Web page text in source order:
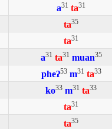
a31 ta31
ta35
ta31
a31 ta31 muan35
pheʔ53 m31 ta33
ko33 m31 ta33
ta31
ta35